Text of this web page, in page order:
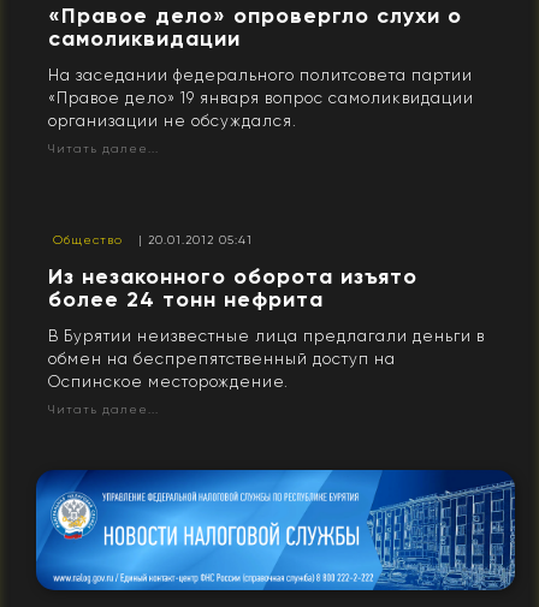
«Правое дело» опровергло слухи о
самоликвидации
На заседании федерального политсовета партии
«Правое дело» 19 января вопрос самоликвидации
организации не обсуждался.
Читать далее...
Общество | 20.01.2012 05:41
Из незаконного оборота изъято
более 24 тонн нефрита
В Бурятии неизвестные лица предлагали деньги в
обмен на беспрепятственный доступ на
Оспинское месторождение.
Читать далее...